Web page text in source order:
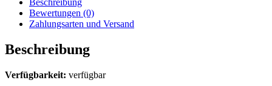
Bewertungen (0)
Zahlungsarten und Versand
Beschreibung
Verfügbarkeit: verfügbar